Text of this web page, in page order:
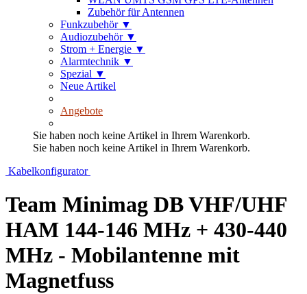
Zubehör für Antennen
Funkzubehör ▼
Audiozubehör ▼
Strom + Energie ▼
Alarmtechnik ▼
Spezial ▼
Neue Artikel
Angebote
Sie haben noch keine Artikel in Ihrem Warenkorb.
Sie haben noch keine Artikel in Ihrem Warenkorb.
Kabelkonfigurator
Team Minimag DB VHF/UHF
HAM 144-146 MHz + 430-440
MHz - Mobilantenne mit
Magnetfuss